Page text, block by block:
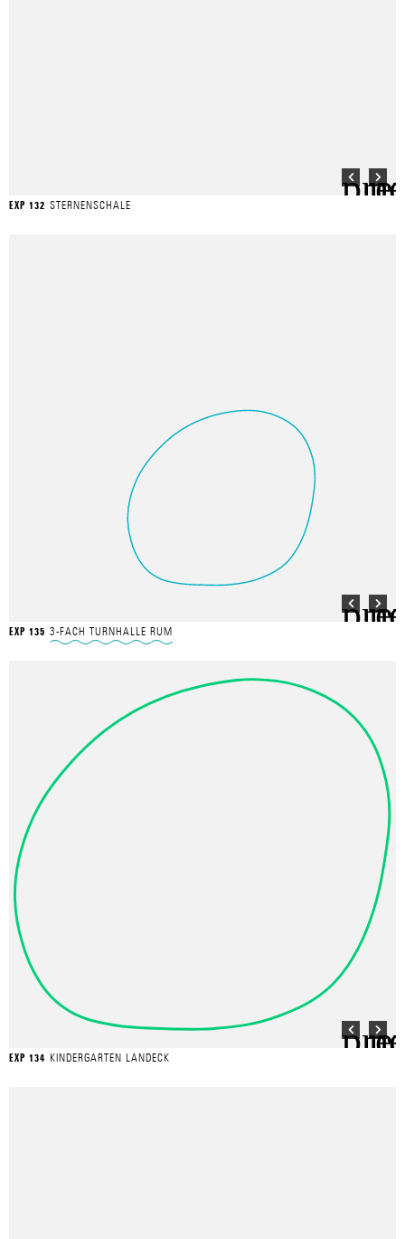
EXP 132 STERNENSCHALE
EXP 135 3-FACH TURNHALLE RUM
EXP 134 KINDERGARTEN LANDECK